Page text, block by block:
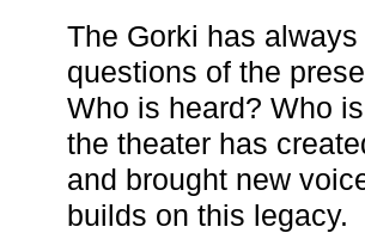
The Gorki has
questions of the
Who is heard? Who
the theater has
and brought new
builds on this legacy.